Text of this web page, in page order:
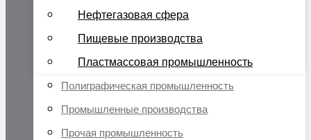
Нефтегазовая сфера
Пищевые производства
Пластмассовая промышленность
Полиграфическая промышленность
Промышленные производства
Прочая промышленность